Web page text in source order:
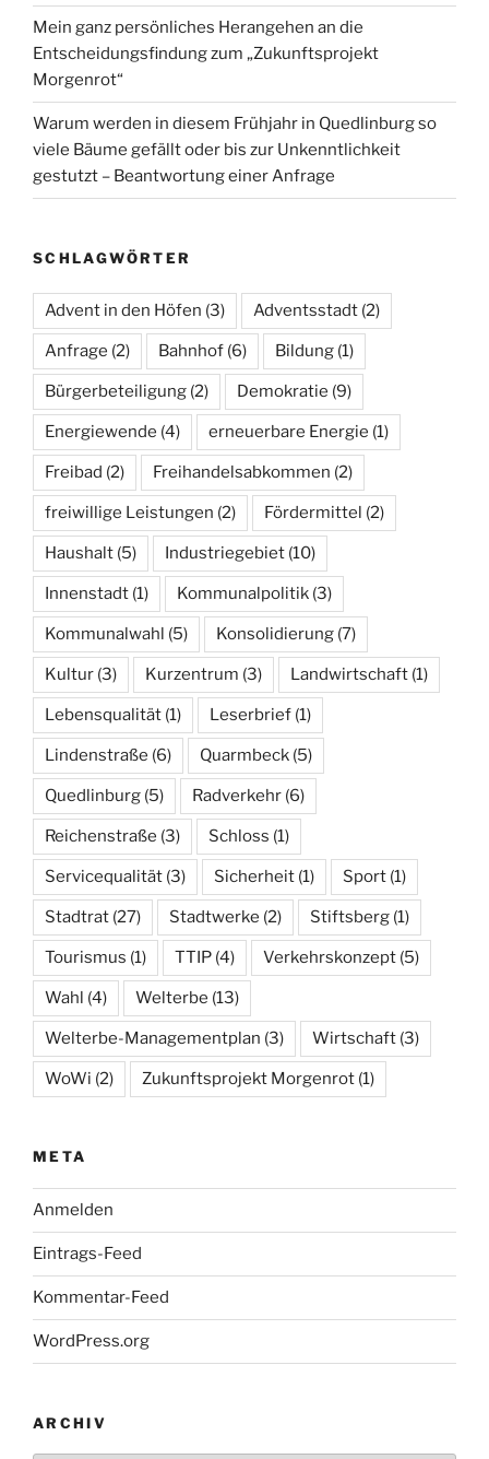
Mein ganz persönliches Herangehen an die
Entscheidungsfindung zum „Zukunftsprojekt
Morgenrot“
Warum werden in diesem Frühjahr in Quedlinburg so
viele Bäume gefällt oder bis zur Unkenntlichkeit
gestutzt – Beantwortung einer Anfrage
SCHLAGWÖRTER
Advent in den Höfen (3) Adventsstadt (2)
Anfrage (2) Bahnhof (6) Bildung (1)
Bürgerbeteiligung (2) Demokratie (9)
Energiewende (4) erneuerbare Energie (1)
Freibad (2) Freihandelsabkommen (2)
freiwillige Leistungen (2) Fördermittel (2)
Haushalt (5) Industriegebiet (10)
Innenstadt (1) Kommunalpolitik (3)
Kommunalwahl (5) Konsolidierung (7)
Kultur (3) Kurzentrum (3) Landwirtschaft (1)
Lebensqualität (1) Leserbrief (1)
Lindenstraße (6) Quarmbeck (5)
Quedlinburg (5) Radverkehr (6)
Reichenstraße (3) Schloss (1)
Servicequalität (3) Sicherheit (1) Sport (1)
Stadtrat (27) Stadtwerke (2) Stiftsberg (1)
Tourismus (1) TTIP (4) Verkehrskonzept (5)
Wahl (4) Welterbe (13)
Welterbe-Managementplan (3) Wirtschaft (3)
WoWi (2) Zukunftsprojekt Morgenrot (1)
META
Anmelden
Eintrags-Feed
Kommentar-Feed
WordPress.org
ARCHIV